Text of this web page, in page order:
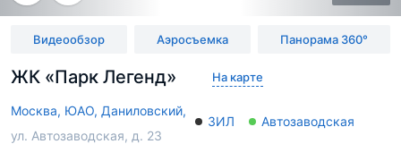
ЖК «Парк Легенд» На карте
Москва, ЮАО, Даниловский,
ул. Автозаводская, д. 23
ЗИЛ Автозаводская
Видеообзор Аэросъемка Панорама 360°